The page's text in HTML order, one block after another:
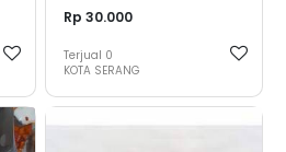
Rp 30.000
Terjual 0
KOTA SERANG